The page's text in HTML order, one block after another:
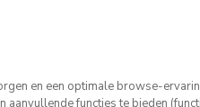
en een optimale browse-
functies te bieden